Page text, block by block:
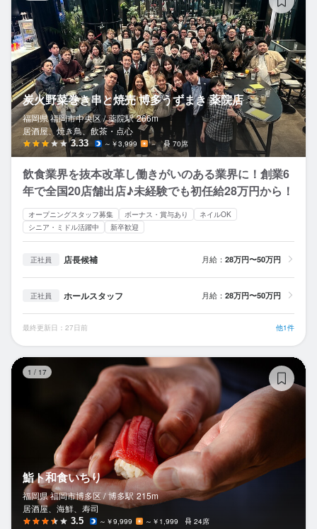
炭火野菜巻き串と焼売 博多うずまき 薬院店
福岡県 福岡市中央区 / 薬院駅 266m
居酒屋、焼き鳥、飲茶・点心
3.33 ～￥3,999 － 70席
飲食業界を抜本改革し働きがいのある業界に！創業6
年で全国20店舗出店♪未経験でも初任給28万円から！
オープニングスタッフ募集 ボーナス・賞与あり
ネイルOK
シニア・ミドル活躍中
新卒歓迎
正社員 店長候補 月給： 28万円〜50万円
正社員 ホールスタッフ 月給： 28万円〜50万円
最終更新日：27日前 他1件
1 / 17
鮨ト和食いちり
福岡県 福岡市博多区 / 博多駅 215m
居酒屋、海鮮、寿司
3.5 ～￥9,999 ～￥1,999 24席